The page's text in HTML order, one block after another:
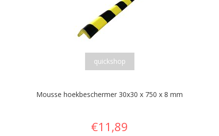
quickshop
Mousse hoekbeschermer 30x30 x 750 x 8 mm
€11,89